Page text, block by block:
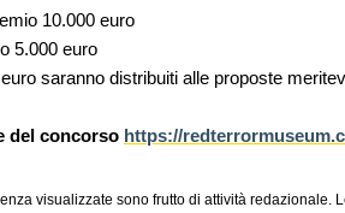
10.000 euro
5.000 euro
saranno distribuiti alle proposte
del concorso https://
visualizzate sono frutto di attività